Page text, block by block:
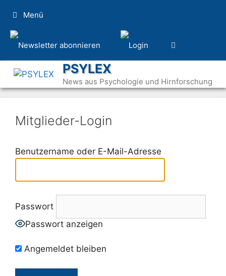
Inhalt
springen
Menü
PSYLEX
News aus Psychologie und Hirnforschung
Mitglieder-Login
Benutzername oder E-Mail-Adresse
Passwort
Passwort anzeigen
Angemeldet bleiben